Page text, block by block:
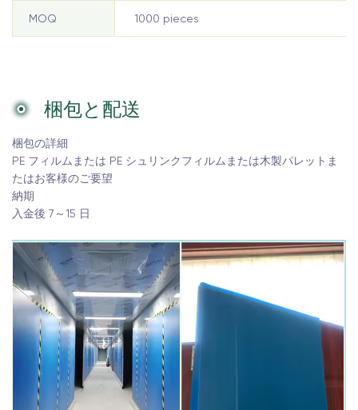
MOQ 1000 pieces
梱包と配送
梱包の詳細
PE フィルムまたは PE シュリンクフィルムまたは木製パレットま
たはお客様のご要望
納期
入金後 7～15 日